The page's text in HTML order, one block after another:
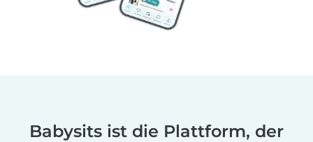
Babysits ist die Plattform, der